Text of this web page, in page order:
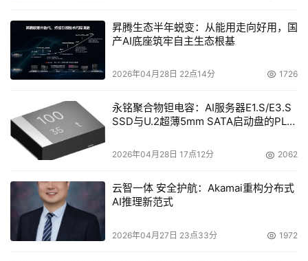
靠性和突出的性能。S5100支持3个百兆网络接口，为小型
企业、分支机构提供了强大的安全网关功能。S5100的VPN
吞吐量为5～10M，而防火墙的吞吐量达到50M，完全能够
满足绝大部分中小型企业ADSL等宽带网络接入环境。
SINFOR M5400
SINFOR M5400是一款功能强大的安全平台，是千兆高性
心节点。标准配置的一台设备支持4个千兆接口和两个百兆
接口。各网口均可自定义，并能通过模块扩充的方式增加网
口或者光口。
昇腾生态半年蜕变：从能用走向好用，国
产AI底座筑牢自主生态根基
2026年04月28日 22点14分 1726
永铭聚合物钽电容：AI服务器E1.S/E3.S
SSD与U.2超薄5mm SATA启动盘的PLP
2026年04月28日 17点12分 2062
云智一体 安全护航：Akamai重构分布式
AI推理新范式
2026年04月27日 23点33分 1972